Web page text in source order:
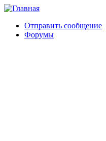
Отправить сообщение
Форумы